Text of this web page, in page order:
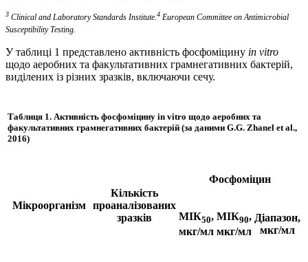
3 Clinical and Laboratory Standards Institute.4 European Committee on Antimicrobial
Susceptibility Testing.
У таблиці 1 представлено активність фосфоміцину in vitro
щодо аеробних та факультативних грамнегативних бактерій,
виділених із різних зразків, включаючи сечу.
Таблиця 1. Активність фосфоміцину in vitro щодо аеробних та
факультативних грамнегативних бактерій (за даними G.G. Zhanel et al.,
2016)
Мікроорганізм
Кількість
проаналізованих
зразків
Фосфоміцин
МІК50,
мкг/мл
МІК90,
мкг/мл
Діапазон,
мкг/мл